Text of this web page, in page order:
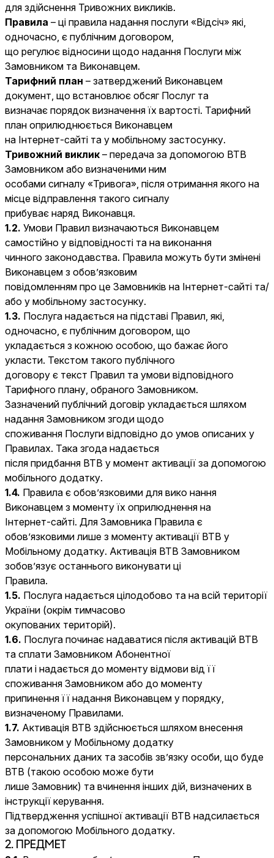
для здійснення Тривожних викликів.
Правила – ці правила надання послуги «Відсіч» які,
одночасно, є публічним договором,
що регулює відносини щодо надання Послуги між
Замовником та Виконавцем.
Тарифний план – затверджений Виконавцем
документ, що встановлює обсяг Послуг та
визначає порядок визначення їх вартості. Тарифний
план оприлюднюється Виконавцем
на Інтернет-сайті та у мобільному застосунку.
Тривожний виклик – передача за допомогою ВТВ
Замовником або визначеними ним
особами сигналу «Тривога», після отримання якого на
місце відправлення такого сигналу
прибуває наряд Виконавця.
1.2. Умови Правил визначаються Виконавцем
самостійно у відповідності та на виконання
чинного законодавства. Правила можуть бути змінені
Виконавцем з обов’язковим
повідомленням про це Замовників на Інтернет-сайті та/
або у мобільному застосунку.
1.3. Послуга надається на підставі Правил, які,
одночасно, є публічним договором, що
укладається з кожною особою, що бажає його
укласти. Текстом такого публічного
договору є текст Правил та умови відповідного
Тарифного плану, обраного Замовником.
Зазначений публічний договір укладається шляхом
надання Замовником згоди щодо
споживання Послуги відповідно до умов описаних у
Правилах. Така згода надається
після придбання ВТВ у момент активації за допомогою
мобільного додатку.
1.4. Правила є обов’язковими для вико нання
Виконавцем з моменту їх оприлюднення на
Інтернет-сайті. Для Замовника Правила є
обов’язковими лише з моменту активації ВТВ у
Мобільному додатку. Активація ВТВ Замовником
зобов’язує останнього виконувати ці
Правила.
1.5. Послуга надається цілодобово та на всій території
України (окрім тимчасово
окупованих територій).
1.6. Послуга починає надаватися після активацій ВТВ
та сплати Замовником Абонентної
плати і надається до моменту відмови від її
споживання Замовником або до моменту
припинення її надання Виконавцем у порядку,
визначеному Правилами.
1.7. Активація ВТВ здійснюється шляхом внесення
Замовником у Мобільному додатку
персональних даних та засобів зв’язку особи, що буде
ВТВ (такою особою може бути
лише Замовник) та вчинення інших дій, визначених в
інструкції керування.
Підтвердження успішної активації ВТВ надсилається
за допомогою Мобільного додатку.
2. ПРЕДМЕТ